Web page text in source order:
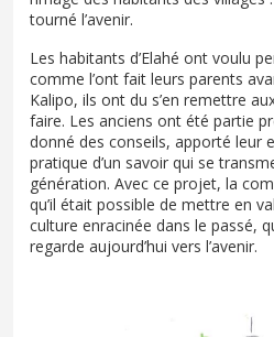
tourné l’avenir.
Les habitants d’Elahé ont voulu
comme l’ont fait leurs parents
Kalipo, ils ont du s’en remettre
faire. Les anciens ont été partie
donné des conseils, apporté leur
pratique d’un savoir qui se
génération. Avec ce projet, la
qu’il était possible de mettre en
culture enracinée dans le passé,
regarde aujourd’hui vers l’avenir.